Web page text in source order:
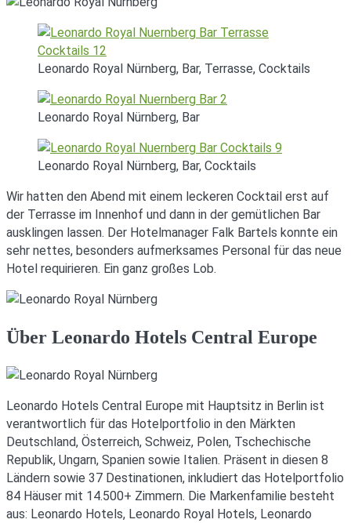
Leonardo Royal Nürnberg, Bar, Terrasse, Cocktails
Leonardo Royal Nürnberg, Bar
Leonardo Royal Nürnberg, Bar, Cocktails
Wir hatten den Abend mit einem leckeren Cocktail erst auf
der Terrasse im Innenhof und dann in der gemütlichen Bar
ausklingen lassen. Der Hotelmanager Falk Bartels konnte ein
sehr nettes, besonders aufmerksames Personal für das neue
Hotel requirieren. Ein ganz großes Lob.
Über Leonardo Hotels Central Europe
Leonardo Hotels Central Europe mit Hauptsitz in Berlin ist
verantwortlich für das Hotelportfolio in den Märkten
Deutschland, Österreich, Schweiz, Polen, Tschechische
Republik, Ungarn, Spanien sowie Italien. Präsent in diesen 8
Ländern sowie 37 Destinationen, inkludiert das Hotelportfolio
84 Häuser mit 14.500+ Zimmern. Die Markenfamilie besteht
aus: Leonardo Hotels, Leonardo Royal Hotels, Leonardo